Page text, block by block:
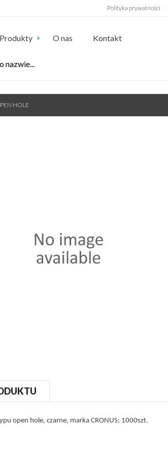
Polityka prywatności
Produkty O nas Kontakt
HOLE
open hole, czarne, marka CRONUS; 1000szt.